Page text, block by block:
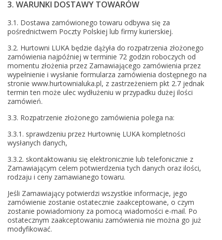
3. WARUNKI DOSTAWY TOWARÓW
3.1. Dostawa zamówionego towaru odbywa się za
pośrednictwem Poczty Polskiej lub firmy kurierskiej.
3.2. Hurtowni LUKA będzie dążyła do rozpatrzenia złożonego
zamówienia najpóźniej w terminie 72 godzin roboczych od
momentu złożenia przez Zamawiającego zamówienia przez
wypełnienie i wysłanie formularza zamówienia dostępnego na
stronie www.hurtownialuka.pl, z zastrzeżeniem pkt 2.7 jednak
termin ten może ulec wydłużeniu w przypadku dużej ilości
zamówień.
3.3. Rozpatrzenie złożonego zamówienia polega na:
3.3.1. sprawdzeniu przez Hurtownię LUKA kompletności
wysłanych danych,
3.3.2. skontaktowaniu się elektronicznie lub telefonicznie z
Zamawiającym celem potwierdzenia tych danych oraz ilości,
rodzaju i ceny zamawianego towaru.
Jeśli Zamawiający potwierdzi wszystkie informacje, jego
zamówienie zostanie ostatecznie zaakceptowane, o czym
zostanie powiadomiony za pomocą wiadomości e-mail. Po
ostatecznym zaakceptowaniu zamówienia nie można go już
modyfikować.